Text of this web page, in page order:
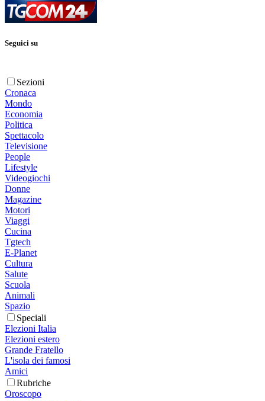
Seguici su
Sezioni
Cronaca
Mondo
Economia
Politica
Spettacolo
Televisione
People
Lifestyle
Videogiochi
Donne
Magazine
Motori
Viaggi
Cucina
Tgtech
E-Planet
Cultura
Salute
Scuola
Animali
Spazio
Speciali
Elezioni Italia
Elezioni estero
Grande Fratello
L'isola dei famosi
Amici
Rubriche
Oroscopo